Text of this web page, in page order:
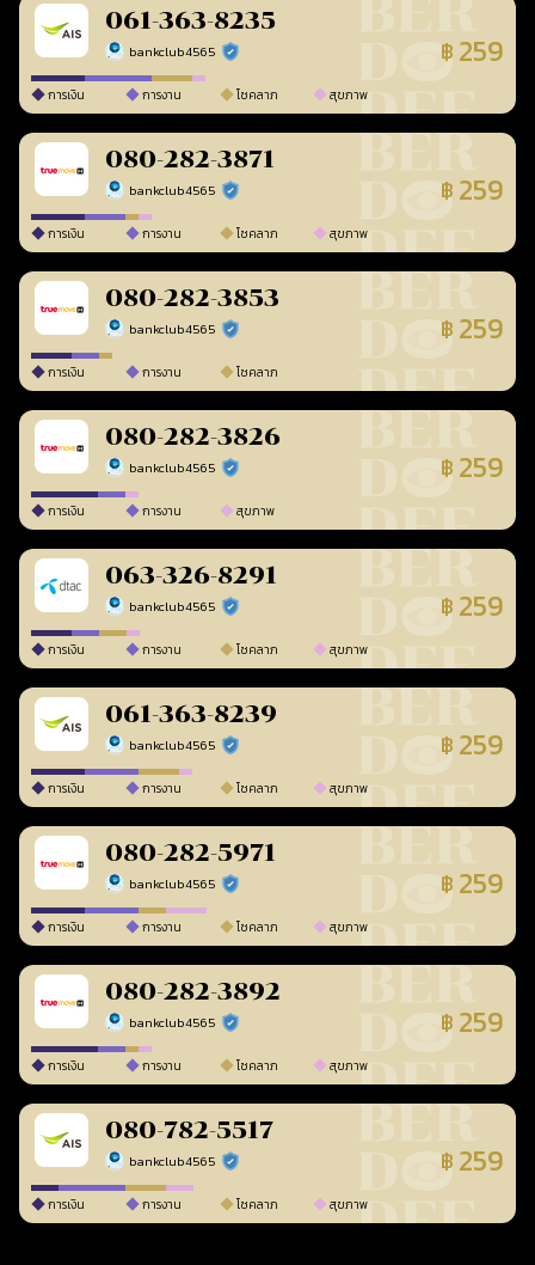
061-363-8235
bankclub4565 ร้านยืนยันแล้ว ฿ 259
การเงิน การงาน โชคลาภ สุขภาพ
080-282-3871
bankclub4565 ร้านยืนยันแล้ว ฿ 259
การเงิน การงาน โชคลาภ สุขภาพ
080-282-3853
bankclub4565 ร้านยืนยันแล้ว ฿ 259
การเงิน การงาน โชคลาภ
080-282-3826
bankclub4565 ร้านยืนยันแล้ว ฿ 259
การเงิน การงาน สุขภาพ
063-326-8291
bankclub4565 ร้านยืนยันแล้ว ฿ 259
การเงิน การงาน โชคลาภ สุขภาพ
061-363-8239
bankclub4565 ร้านยืนยันแล้ว ฿ 259
การเงิน การงาน โชคลาภ สุขภาพ
080-282-5971
bankclub4565 ร้านยืนยันแล้ว ฿ 259
การเงิน การงาน โชคลาภ สุขภาพ
080-282-3892
bankclub4565 ร้านยืนยันแล้ว ฿ 259
การเงิน การงาน โชคลาภ สุขภาพ
080-782-5517
bankclub4565 ร้านยืนยันแล้ว ฿ 259
การเงิน การงาน โชคลาภ สุขภาพ